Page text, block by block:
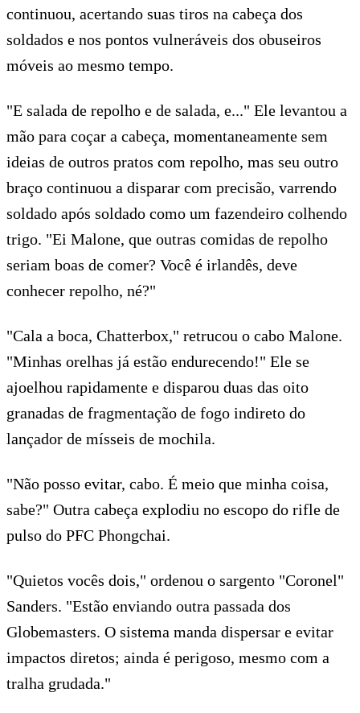
continuou, acertando suas tiros na cabeça dos
soldados e nos pontos vulneráveis dos obuseiros
móveis ao mesmo tempo.
"E salada de repolho e de salada, e..." Ele levantou a
mão para coçar a cabeça, momentaneamente sem
ideias de outros pratos com repolho, mas seu outro
braço continuou a disparar com precisão, varrendo
soldado após soldado como um fazendeiro colhendo
trigo. "Ei Malone, que outras comidas de repolho
seriam boas de comer? Você é irlandês, deve
conhecer repolho, né?"
"Cala a boca, Chatterbox," retrucou o cabo Malone.
"Minhas orelhas já estão endurecendo!" Ele se
ajoelhou rapidamente e disparou duas das oito
granadas de fragmentação de fogo indireto do
lançador de mísseis de mochila.
"Não posso evitar, cabo. É meio que minha coisa,
sabe?" Outra cabeça explodiu no escopo do rifle de
pulso do PFC Phongchai.
"Quietos vocês dois," ordenou o sargento "Coronel"
Sanders. "Estão enviando outra passada dos
Globemasters. O sistema manda dispersar e evitar
impactos diretos; ainda é perigoso, mesmo com a
tralha grudada."